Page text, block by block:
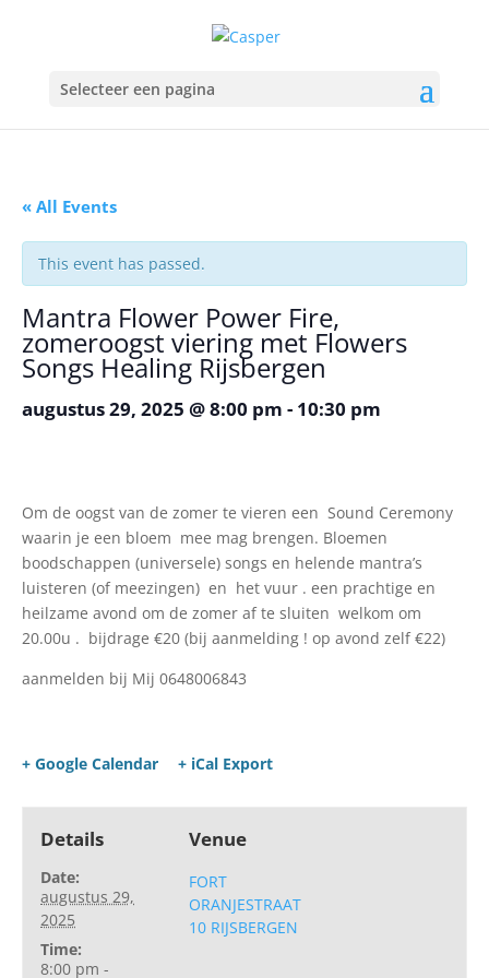
Selecteer een pagina
« All Events
This event has passed.
Mantra Flower Power Fire,
zomeroogst viering met Flowers
Songs Healing Rijsbergen
augustus 29, 2025 @ 8:00 pm - 10:30 pm
Om de oogst van de zomer te vieren een Sound Ceremony
waarin je een bloem mee mag brengen. Bloemen
boodschappen (universele) songs en helende mantra’s
luisteren (of meezingen) en het vuur . een prachtige en
heilzame avond om de zomer af te sluiten welkom om
20.00u . bijdrage €20 (bij aanmelding ! op avond zelf €22)
aanmelden bij Mij 0648006843
+ Google Calendar + iCal Export
Details
Date:
augustus 29,
2025
Time:
8:00 pm -
Venue
FORT
ORANJESTRAAT
10 RIJSBERGEN